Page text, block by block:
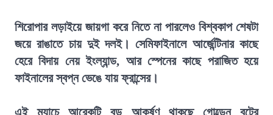
শিরোপার লড়াইয়ে জায়গা করে নিতে না পারলেও বিশ্বকাপ শেষটা
জয়ে রাঙাতে চায় দুই দলই। সেমিফাইনালে আর্জেন্টিনার কাছে
হেরে বিদায় নেয় ইংল্যান্ড, আর স্পেনের কাছে পরাজিত হয়ে
ফাইনালের স্বপ্ন ভেঙে যায় ফ্রান্সের।
এই ম্যাচে আরেকটি বড় আকর্ষণ থাকছে গোল্ডেন বুটের